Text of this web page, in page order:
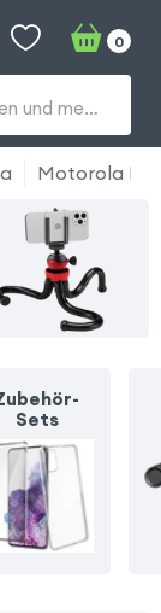
Suchen Sie nach Produkten, Marken und mehr...
0
Motorola
Sets